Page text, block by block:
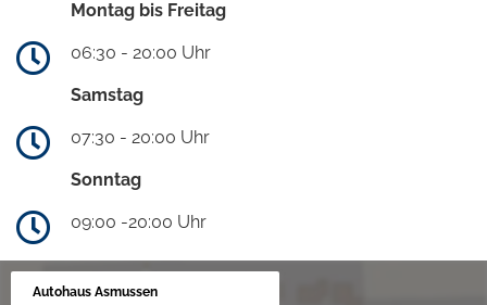
Montag bis Freitag
06:30 - 20:00 Uhr
Samstag
07:30 - 20:00 Uhr
Sonntag
09:00 -20:00 Uhr
Autohaus Asmussen